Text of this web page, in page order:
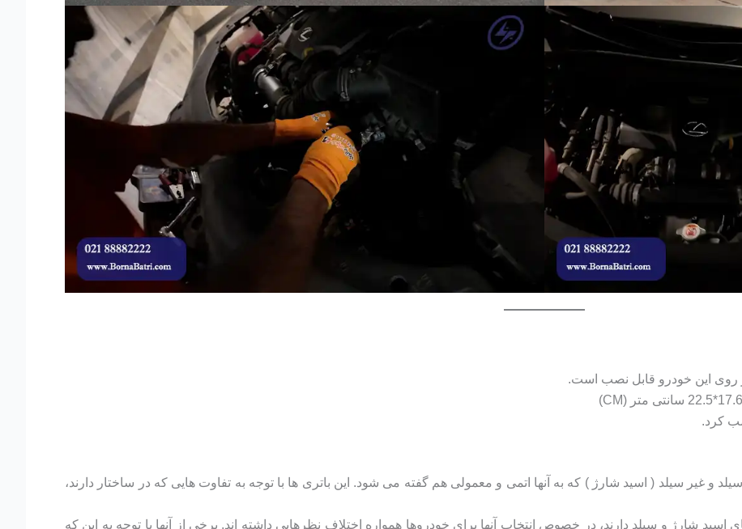
کرد.
و غیر سیلد ( اسید شارژ ) که به آنها اتمی و معمولی هم گفته می شود. این باتری ها با توجه به تفاوت هایی که در ساختار دارند،
اسید شارژ و سیلد دارند، در خصوص انتخاب آنها برای خودروها همواره اختلاف نظرهایی داشته اند. برخی از آنها با توجه به این که